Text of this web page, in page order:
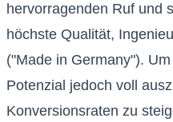
hervorragenden Ruf und
höchste Qualität,
("Made in Germany").
Potenzial jedoch voll
Konversionsraten zu